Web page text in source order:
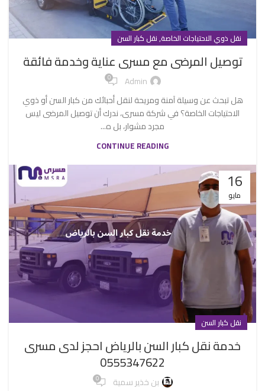
نقل ذوي الاحتياجات الخاصة,نقل كبار السن
توصيل المرضى مع مسرى عناية وخدمة فائقة
Admin
0
هل تبحث عن وسيلة آمنة ومريحة لنقل أحبائك من كبار السن أو ذوي
الاحتياجات الخاصة؟ في شركة مسرى، ندرك أن توصيل المرضى ليس
مجرد مشوار، بل ه...
CONTINUE READING
16
مايو
نقل كبار السن
خدمة نقل كبار السن بالرياض احجز لدى مسرى
0555347622
بن خذير سمية 0